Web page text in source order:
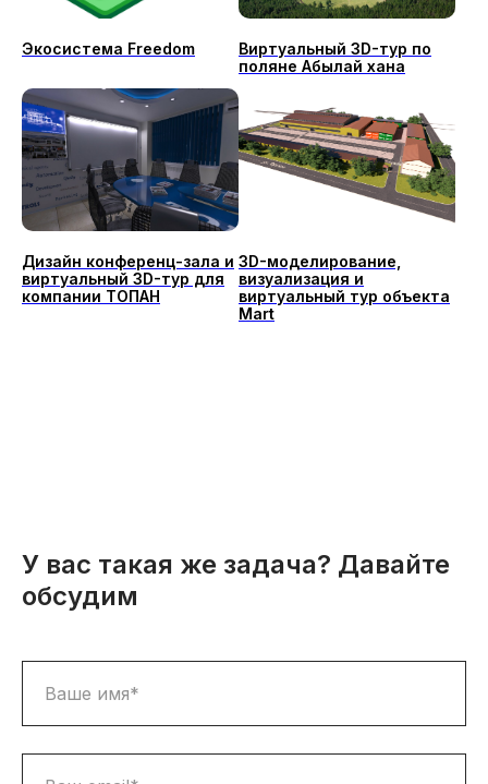
Экосистема Freedom
Виртуальный 3D-тур по
поляне Абылай хана
Дизайн конференц-зала и
виртуальный 3D-тур для
компании ТОПАН
3D-моделирование,
визуализация и
виртуальный тур объекта
Mart
У вас такая же задача? Давайте
обсудим